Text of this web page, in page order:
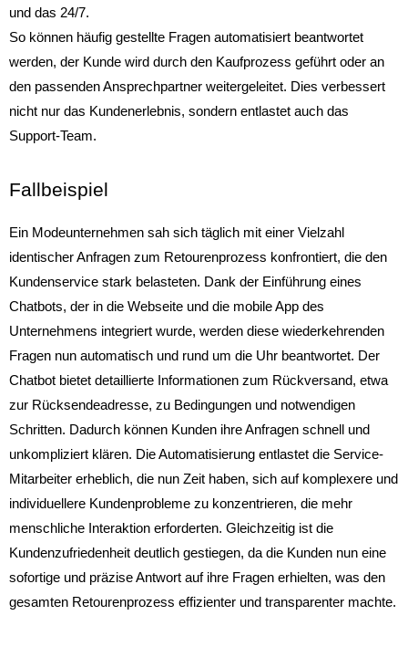
und das 24/7.
So können häufig gestellte Fragen automatisiert beantwortet
werden, der Kunde wird durch den Kaufprozess geführt oder an
den passenden Ansprechpartner weitergeleitet. Dies verbessert
nicht nur das Kundenerlebnis, sondern entlastet auch das
Support-Team.
Fallbeispiel
Ein Modeunternehmen sah sich täglich mit einer Vielzahl
identischer Anfragen zum Retourenprozess konfrontiert, die den
Kundenservice stark belasteten. Dank der Einführung eines
Chatbots, der in die Webseite und die mobile App des
Unternehmens integriert wurde, werden diese wiederkehrenden
Fragen nun automatisch und rund um die Uhr beantwortet. Der
Chatbot bietet detaillierte Informationen zum Rückversand, etwa
zur Rücksendeadresse, zu Bedingungen und notwendigen
Schritten. Dadurch können Kunden ihre Anfragen schnell und
unkompliziert klären. Die Automatisierung entlastet die Service-
Mitarbeiter erheblich, die nun Zeit haben, sich auf komplexere und
individuellere Kundenprobleme zu konzentrieren, die mehr
menschliche Interaktion erforderten. Gleichzeitig ist die
Kundenzufriedenheit deutlich gestiegen, da die Kunden nun eine
sofortige und präzise Antwort auf ihre Fragen erhielten, was den
gesamten Retourenprozess effizienter und transparenter machte.